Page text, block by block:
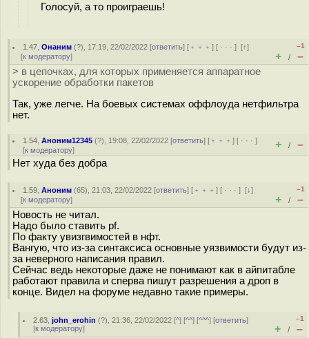
Голосуй, а то проиграешь!
1.47 ,Онаним (?), 17:19, 22/02/2022 [ответить] [ ﹢﹢﹢] [ · · ·][↑]
[к модератору]
–1
+ / –
> в цепочках, для которых применяется аппаратное
ускорение обработки пакетов
Так, уже легче. На боевых системах оффлоуда нетфильтра
нет.
1.54 ,Аноним12345 (?), 19:08, 22/02/2022 [ответить] [ ﹢﹢﹢] [ · · ·]
[к модератору] + / –
Нет худа без добра
1.59 ,Аноним (65), 21:03, 22/02/2022 [ответить] [ ﹢﹢﹢] [ · · ·][↓]
[к модератору]
–1
+ / –
Новость не читал.
Надо было ставить pf.
По факту увизгвимостей в нфт.
Вангую, что из-за синтаксиса основные уязвимости будут из-
за неверного написания правил.
Сейчас ведь некоторые даже не понимают как в айпитабле
работают правила и сперва пишут разрешения а дроп в
конце. Видел на форуме недавно такие примеры.
2.63 ,john_erohin (?), 21:36, 22/02/2022 [^] [^^] [^^^] [ответить]
[к модератору]
–1
+ / –